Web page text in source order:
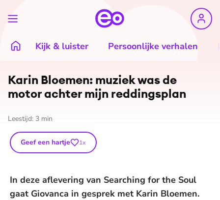
Kijk & luister Persoonlijke verhalen
Karin Bloemen: muziek was de
motor achter mijn reddingsplan
Leestijd: 3 min
Geef een hartje 1x
In deze aflevering van Searching for the Soul
gaat Giovanca in gesprek met Karin Bloemen.